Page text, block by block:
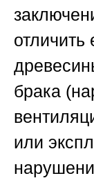
отличить
брака
или